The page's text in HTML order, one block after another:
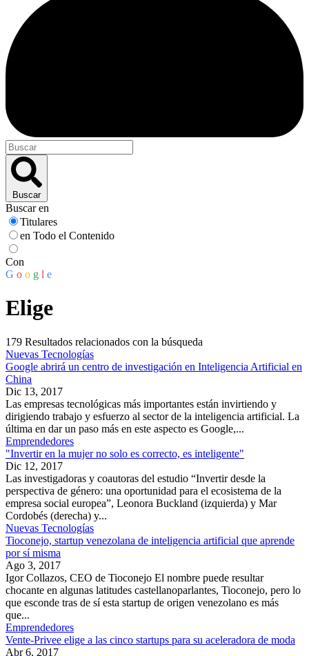
Buscar
Buscar en
Titulares
en Todo el Contenido
Con
G o o g l e
Elige
179 Resultados relacionados con la búsqueda
Nuevas Tecnologías
Google abrirá un centro de investigación en Inteligencia Artificial en
China
Dic 13, 2017
Las empresas tecnológicas más importantes están invirtiendo y
dirigiendo trabajo y esfuerzo al sector de la inteligencia artificial. La
última en dar un paso más en este aspecto es Google,...
Emprendedores
"Invertir en la mujer no solo es correcto, es inteligente"
Dic 12, 2017
Las investigadoras y coautoras del estudio “Invertir desde la
perspectiva de género: una oportunidad para el ecosistema de la
empresa social europea”, Leonora Buckland (izquierda) y Mar
Cordobés (derecha) y...
Nuevas Tecnologías
Tioconejo, startup venezolana de inteligencia artificial que aprende
por sí misma
Ago 3, 2017
Igor Collazos, CEO de Tioconejo El nombre puede resultar
chocante en algunas latitudes castellanoparlantes, Tioconejo, pero lo
que esconde tras de sí esta startup de origen venezolano es más
que...
Emprendedores
Vente-Privee elige a las cinco startups para su aceleradora de moda
Abr 6, 2017